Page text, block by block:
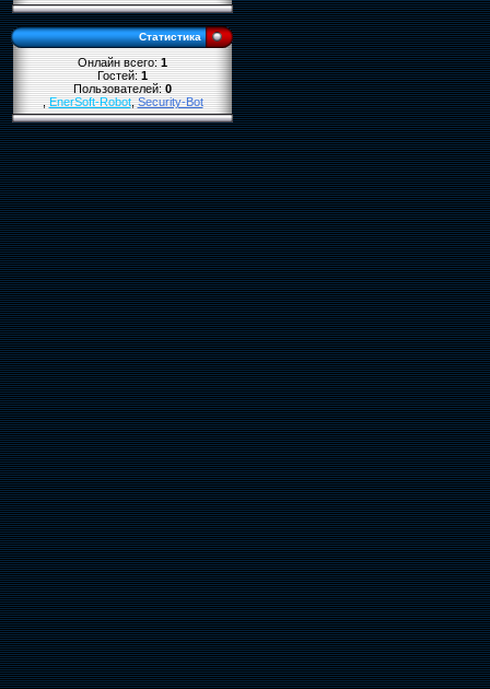
Статистика
Онлайн всего:1
Гостей:1
Пользователей:0
,EnerSoft-Robot,Security-Bot